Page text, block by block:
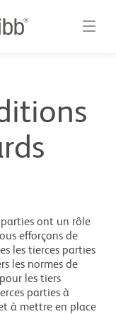
parties ont un rôle
efforçons de
les tierces parties
les normes de
les tiers
parties à
à mettre en place